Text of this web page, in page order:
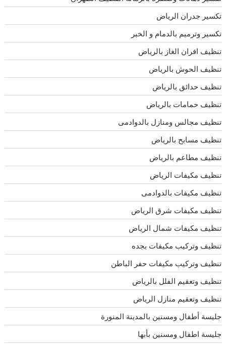
تكسير جدران الرياض
تكسير وترميم بالدمام و الخبر
تنظيف افران الغاز بالرياض
تنظيف الحوش بالرياض
تنظيف حدائق بالرياض
تنظيف حمامات بالرياض
تنظيف مجالس ومنازل بالدوادمى
تنظيف مسابح بالرياض
تنظيف مطاعم بالرياض
تنظيف مكيفات الرياض
تنظيف مكيفات بالدوادمى
تنظيف مكيفات شرق الرياض
تنظيف مكيفات شمال الرياض
تنظيف وتركيب مكيفات بجده
تنظيف وتركيب مكيفات حفر الباطن
تنظيف وتعقيم الفلل بالرياض
تنظيف وتعقيم منازل الرياض
جليسة أطفال ومسنين بالمدينة المنورة
جليسة اطفال ومسنين بأبها